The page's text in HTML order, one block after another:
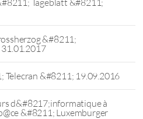
Tageblatt &#8211;
&#8211;
Telecran &#8211; 19.09.2016
d&#8217;informatique à
&#8211; Luxemburger